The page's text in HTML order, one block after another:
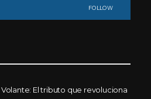
FOLLOW
Volante: El tributo que revoluciona